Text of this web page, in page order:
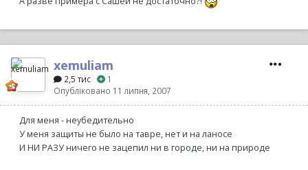
xemuliam
2,5 тис
1
Опубліковано 11 липня, 2007
Для меня - неубедительно
У меня защиты не было на тавре, нет и на ланосе
И НИ РАЗУ ничего не зацепил ни в городе, ни на природе